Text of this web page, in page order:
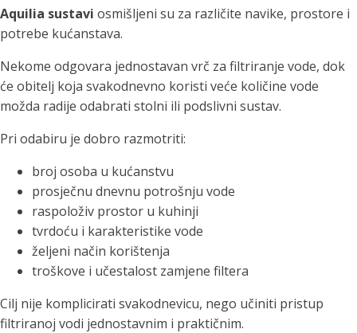
Aquilia sustavi osmišljeni su za različite navike, prostore i
potrebe kućanstava.
Nekome odgovara jednostavan vrč za filtriranje vode, dok
će obitelj koja svakodnevno koristi veće količine vode
možda radije odabrati stolni ili podslivni sustav.
Pri odabiru je dobro razmotriti:
broj osoba u kućanstvu
prosječnu dnevnu potrošnju vode
raspoloživ prostor u kuhinji
tvrdoću i karakteristike vode
željeni način korištenja
troškove i učestalost zamjene filtera
Cilj nije komplicirati svakodnevicu, nego učiniti pristup
filtriranoj vodi jednostavnim i praktičnim.